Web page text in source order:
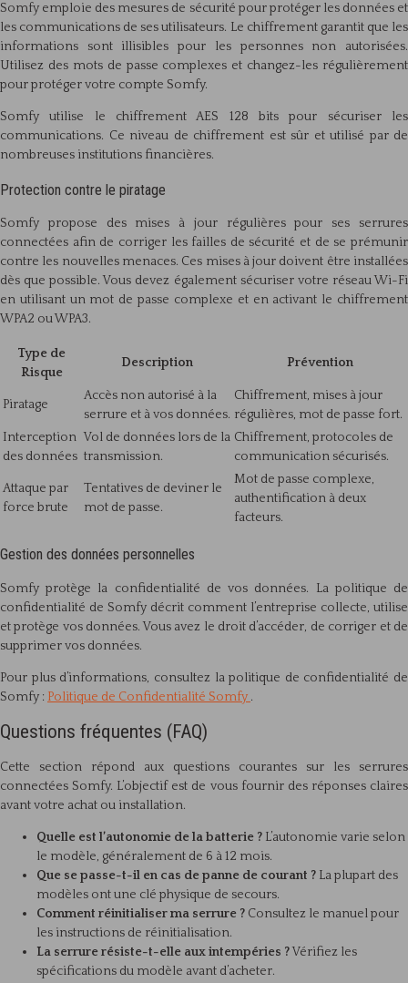
Somfy emploie des mesures de sécurité pour protéger les données et
les communications de ses utilisateurs. Le chiffrement garantit que les
informations sont illisibles pour les personnes non autorisées.
Utilisez des mots de passe complexes et changez-les régulièrement
pour protéger votre compte Somfy.
Somfy utilise le chiffrement AES 128 bits pour sécuriser les
communications. Ce niveau de chiffrement est sûr et utilisé par de
nombreuses institutions financières.
Protection contre le piratage
Somfy propose des mises à jour régulières pour ses serrures
connectées afin de corriger les failles de sécurité et de se prémunir
contre les nouvelles menaces. Ces mises à jour doivent être installées
dès que possible. Vous devez également sécuriser votre réseau Wi-Fi
en utilisant un mot de passe complexe et en activant le chiffrement
WPA2 ou WPA3.
Type de
Risque
Description Prévention
Piratage
Accès non autorisé à la
serrure et à vos données.
Chiffrement, mises à jour
régulières, mot de passe fort.
Interception
des données
Vol de données lors de la
transmission.
Chiffrement, protocoles de
communication sécurisés.
Attaque par
force brute
Tentatives de deviner le
mot de passe.
Mot de passe complexe,
authentification à deux
facteurs.
Gestion des données personnelles
Somfy protège la confidentialité de vos données. La politique de
confidentialité de Somfy décrit comment l’entreprise collecte, utilise
et protège vos données. Vous avez le droit d’accéder, de corriger et de
supprimer vos données.
Pour plus d’informations, consultez la politique de confidentialité de
Somfy : Politique de Confidentialité Somfy .
Questions fréquentes (FAQ)
Cette section répond aux questions courantes sur les serrures
connectées Somfy. L’objectif est de vous fournir des réponses claires
avant votre achat ou installation.
Quelle est l’autonomie de la batterie ? L’autonomie varie selon
le modèle, généralement de 6 à 12 mois.
Que se passe-t-il en cas de panne de courant ? La plupart des
modèles ont une clé physique de secours.
Comment réinitialiser ma serrure ? Consultez le manuel pour
les instructions de réinitialisation.
La serrure résiste-t-elle aux intempéries ?Vérifiez les
spécifications du modèle avant d’acheter.